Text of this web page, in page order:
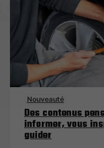
Nouveauté
Des contenus
informer, vous
guider